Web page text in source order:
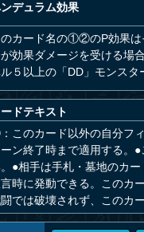
デュラム効果
のカード名の①②のP効果は
効果ダメージを受ける場
５以上の「DD」モンスタ
ドテキスト
このカード以外の自分フ
ーン終了時まで適用する。
●相手は手札・墓地のカ
時に発動できる。このカ
では破壊されず、このカ